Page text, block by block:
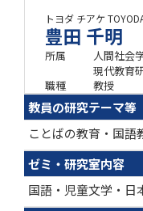
トヨダ チアケ
豊田 千明
所属
人間社会
現代教育
職種
教授
教員の研究テーマ等
ことばの教育・国語
ゼミ・研究室内容
国語・児童文学・日